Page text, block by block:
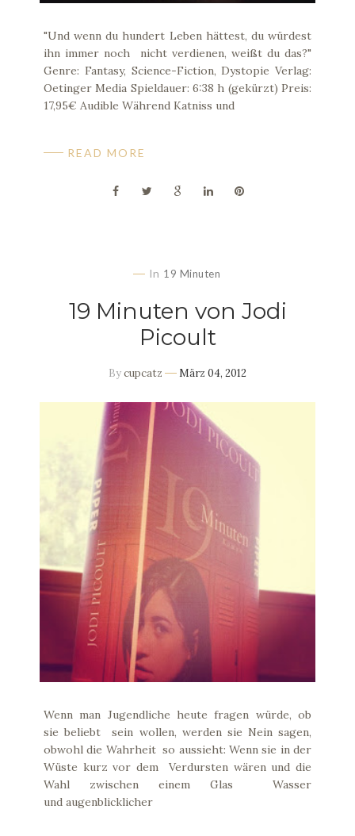
"Und wenn du hundert Leben hättest, du würdest
ihn immer noch nicht verdienen, weißt du das?"
Genre: Fantasy, Science-Fiction, Dystopie Verlag:
Oetinger Media Spieldauer: 6:38 h (gekürzt) Preis:
17,95€ Audible Während Katniss und
READ MORE
In 19 Minuten
19 Minuten von Jodi
Picoult
Bycupcatz März 04, 2012
Wenn man Jugendliche heute fragen würde, ob
sie beliebt sein wollen, werden sie Nein sagen,
obwohl die Wahrheit so aussieht: Wenn sie in der
Wüste kurz vor dem Verdursten wären und die
Wahl zwischen einem Glas Wasser
und augenblicklicher